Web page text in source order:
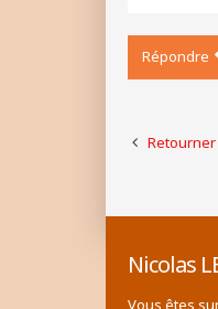
Répondre
Nicolas
Vous êtes